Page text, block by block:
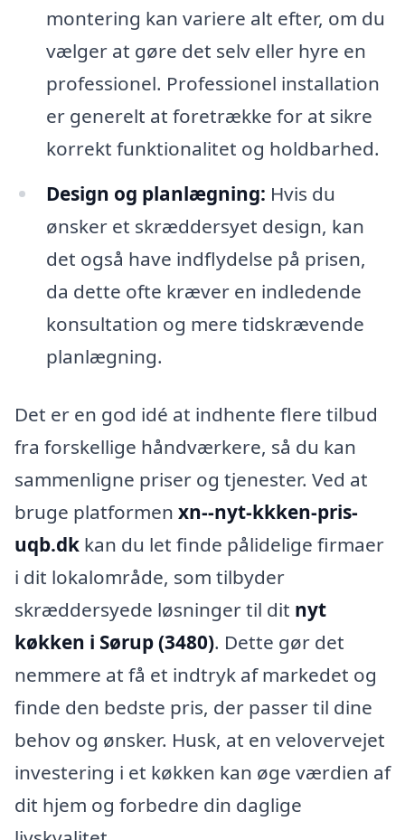
montering kan variere alt efter, om du
vælger at gøre det selv eller hyre en
professionel. Professionel installation
er generelt at foretrække for at sikre
korrekt funktionalitet og holdbarhed.
Design og planlægning: Hvis du
ønsker et skræddersyet design, kan
det også have indflydelse på prisen,
da dette ofte kræver en indledende
konsultation og mere tidskrævende
planlægning.
Det er en god idé at indhente flere tilbud
fra forskellige håndværkere, så du kan
sammenligne priser og tjenester. Ved at
bruge platformen xn--nyt-kkken-pris-
uqb.dk kan du let finde pålidelige firmaer
i dit lokalområde, som tilbyder
skræddersyede løsninger til dit nyt
køkken i Sørup (3480). Dette gør det
nemmere at få et indtryk af markedet og
finde den bedste pris, der passer til dine
behov og ønsker. Husk, at en velovervejet
investering i et køkken kan øge værdien af
dit hjem og forbedre din daglige